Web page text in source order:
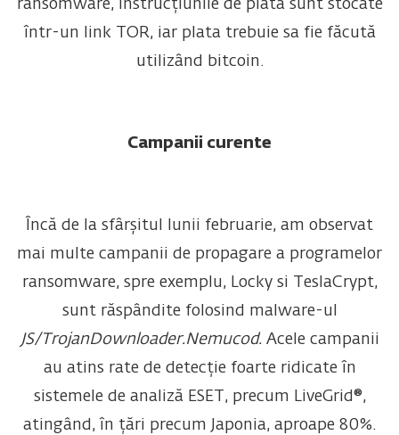
ransomware, instrucțiunile de plată sunt stocate
într-un link TOR, iar plata trebuie sa fie făcută
utilizând bitcoin.
Campanii curente
Încă de la sfârșitul lunii februarie, am observat
mai multe campanii de propagare a programelor
ransomware, spre exemplu, Locky si TeslaCrypt,
sunt răspândite folosind malware-ul
JS/TrojanDownloader.Nemucod. Acele campanii
au atins rate de detecție foarte ridicate în
sistemele de analiză ESET, precum LiveGrid®,
atingând, în țări precum Japonia, aproape 80%.